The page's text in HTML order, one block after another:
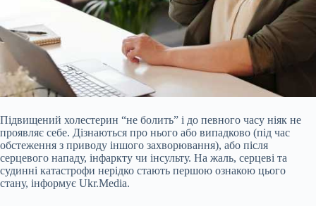
Підвищений холестерин “не болить” і до певного часу ніяк не
проявляє себе. Дізнаються про нього або випадково (під час
обстеження з приводу іншого захворювання), або після
серцевого нападу, інфаркту чи інсульту. На жаль, серцеві та
судинні катастрофи нерідко стають першою ознакою цього
стану, інформує Ukr.Media.